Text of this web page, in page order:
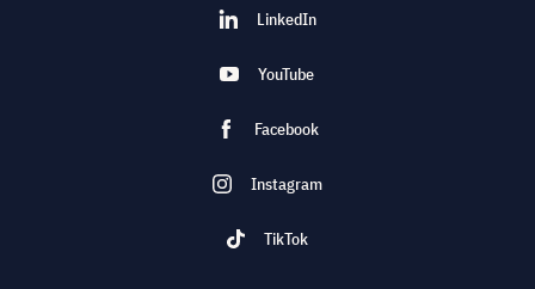
LinkedIn
YouTube
Facebook
Instagram
TikTok